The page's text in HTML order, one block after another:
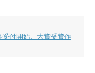
付開始、大賞受賞作